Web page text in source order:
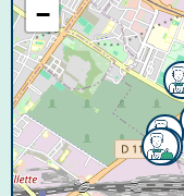
−